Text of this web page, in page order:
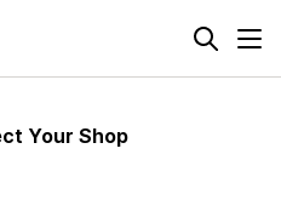
Your Shop